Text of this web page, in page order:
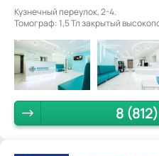
Кузнечный переулок, 2-4.
Томограф: 1,5 Тл закрытый
8